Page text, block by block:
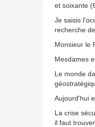
et soixante
Je saisis
recherche
Monsieur le
Mesdames
Le monde
Aujourd'hui
La crise
il faut